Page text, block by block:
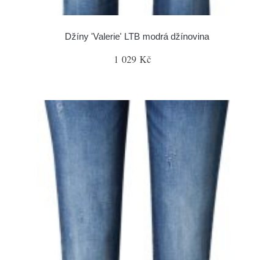
Džíny 'Valerie' LTB modrá džínovina
1 029 Kč